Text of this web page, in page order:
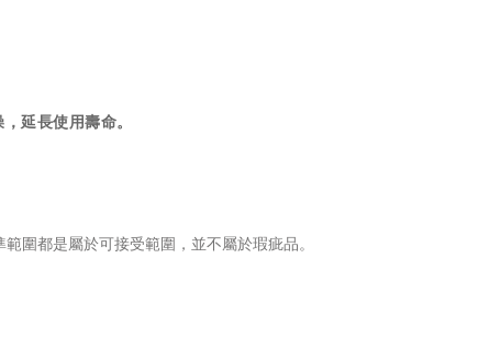
延長使用壽命。
圍都是屬於可接受範圍，並不屬於瑕疵品。